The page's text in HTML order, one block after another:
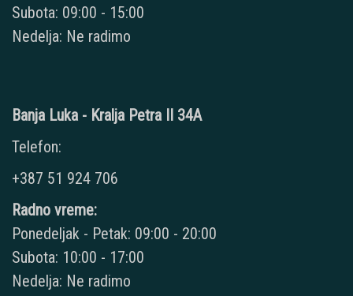
Subota: 09:00 - 15:00
Nedelja: Ne radimo
Banja Luka - Kralja Petra II 34A
Telefon:
+387 51 924 706
Radno vreme:
Ponedeljak - Petak: 09:00 - 20:00
Subota: 10:00 - 17:00
Nedelja: Ne radimo